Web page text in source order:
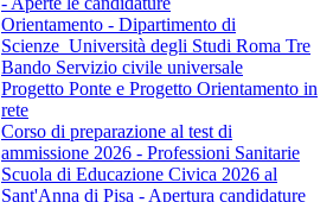
Orientamento - Dipartimento di
Scienze_Università degli Studi Roma Tre
Bando Servizio civile universale
Progetto Ponte e Progetto Orientamento in
rete
Corso di preparazione al test di
ammissione 2026 - Professioni Sanitarie
Scuola di Educazione Civica 2026 al
Sant'Anna di Pisa - Apertura candidature